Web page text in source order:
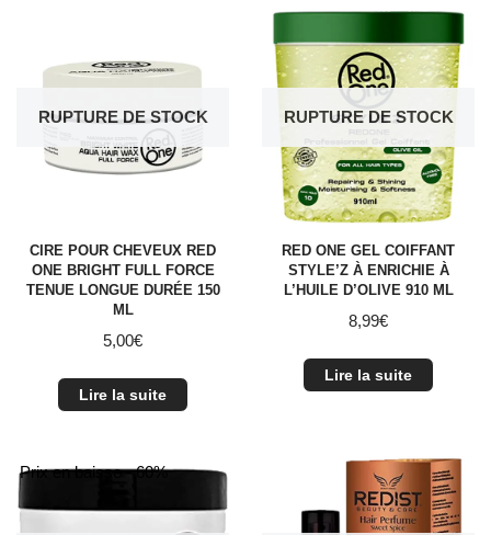
RUPTURE DE STOCK
CIRE POUR CHEVEUX RED
ONE BRIGHT FULL FORCE
TENUE LONGUE DURÉE 150
ML
5,00€
Lire la suite
RUPTURE DE STOCK
RED ONE GEL COIFFANT
STYLE’Z À ENRICHIE À
L’HUILE D’OLIVE 910 ML
8,99€
Lire la suite
Prix en baisse - 60%